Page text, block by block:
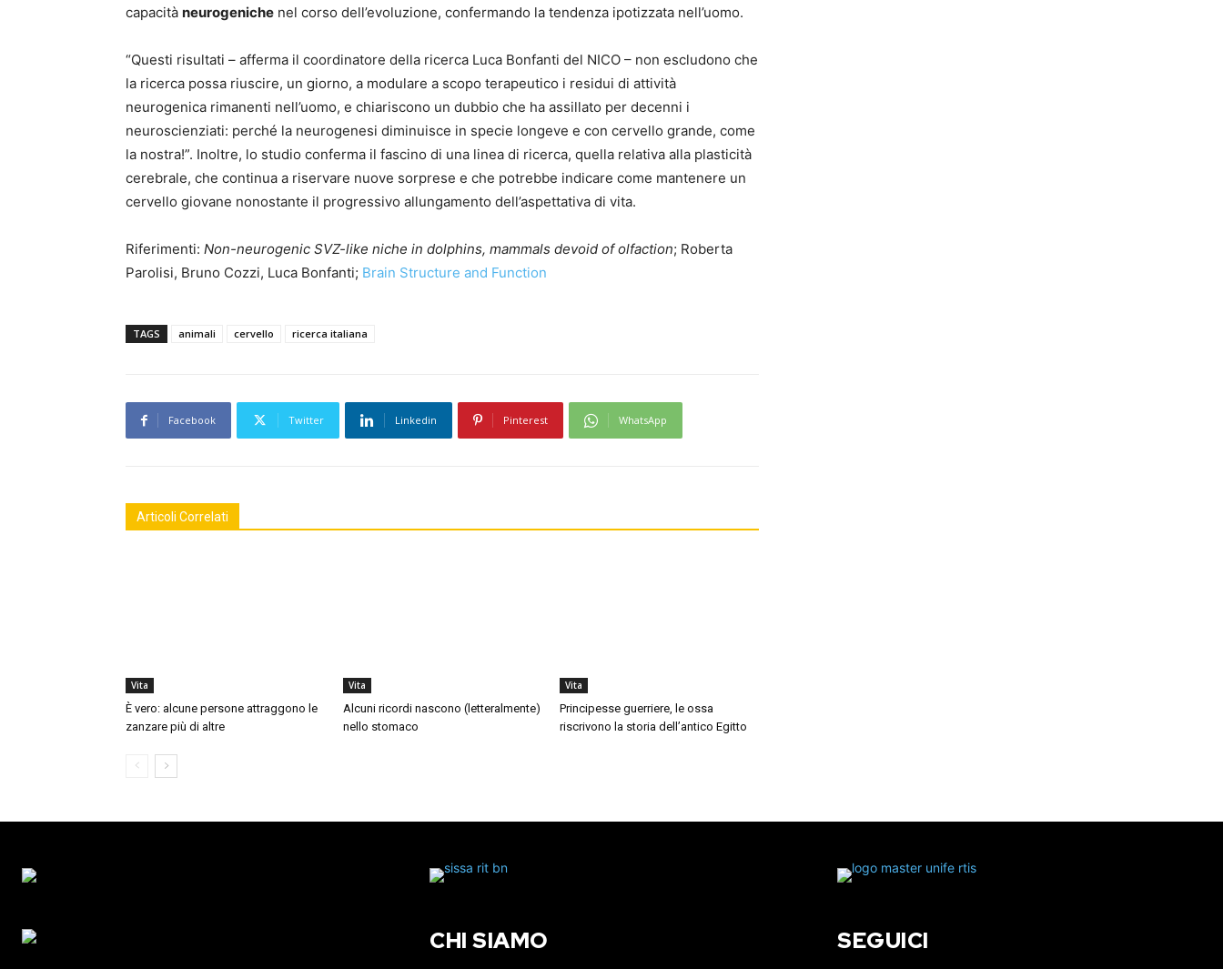
capacità neurogeniche nel corso dell’evoluzione, confermando la tendenza ipotizzata nell’uomo.
“Questi risultati – afferma il coordinatore della ricerca Luca Bonfanti del NICO – non escludono che
la ricerca possa riuscire, un giorno, a modulare a scopo terapeutico i residui di attività
neurogenica rimanenti nell’uomo, e chiariscono un dubbio che ha assillato per decenni i
neuroscienziati: perché la neurogenesi diminuisce in specie longeve e con cervello grande, come
la nostra!”. Inoltre, lo studio conferma il fascino di una linea di ricerca, quella relativa alla plasticità
cerebrale, che continua a riservare nuove sorprese e che potrebbe indicare come mantenere un
cervello giovane nonostante il progressivo allungamento dell’aspettativa di vita.
Riferimenti: Non-neurogenic SVZ-like niche in dolphins, mammals devoid of olfaction; Roberta
Parolisi, Bruno Cozzi, Luca Bonfanti; Brain Structure and Function
TAGS animali cervello ricerca italiana
Facebook Twitter Linkedin Pinterest WhatsApp
Articoli Correlati
Vita
È vero: alcune persone attraggono le
zanzare più di altre
Vita
Alcuni ricordi nascono (letteralmente)
nello stomaco
Vita
Principesse guerriere, le ossa
riscrivono la storia dell’antico Egitto
CHI SIAMO SEGUICI